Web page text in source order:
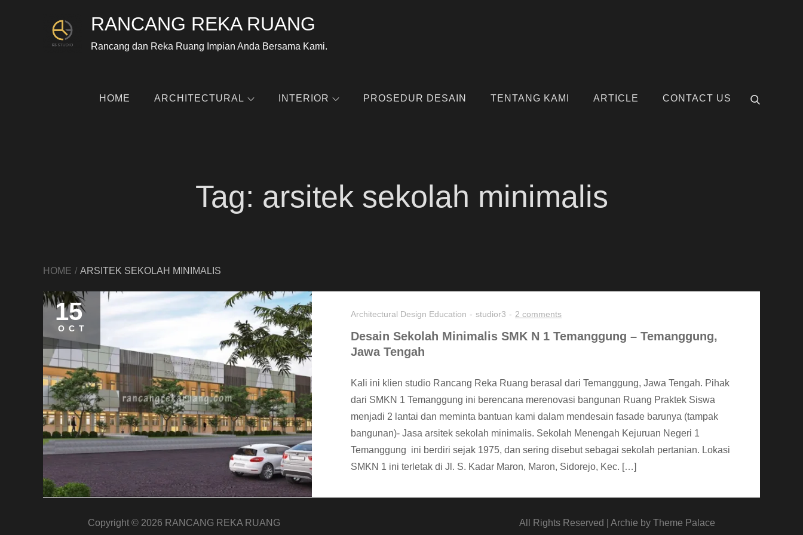
RANCANG REKA RUANG
Rancang dan Reka Ruang Impian Anda Bersama Kami.
HOME ARCHITECTURAL INTERIOR PROSEDUR DESAIN TENTANG KAMI ARTICLE CONTACT US
Tag: arsitek sekolah minimalis
HOME ARSITEK SEKOLAH MINIMALIS
15
OCT
Architectural Design Education studior3 2 comments
Desain Sekolah Minimalis SMK N 1 Temanggung – Temanggung,
Jawa Tengah
Kali ini klien studio Rancang Reka Ruang berasal dari Temanggung, Jawa Tengah. Pihak
dari SMKN 1 Temanggung ini berencana merenovasi bangunan Ruang Praktek Siswa
menjadi 2 lantai dan meminta bantuan kami dalam mendesain fasade barunya (tampak
bangunan)- Jasa arsitek sekolah minimalis. Sekolah Menengah Kejuruan Negeri 1
Temanggung ini berdiri sejak 1975, dan sering disebut sebagai sekolah pertanian. Lokasi
SMKN 1 ini terletak di Jl. S. Kadar Maron, Maron, Sidorejo, Kec. […]
Copyright © 2026 RANCANG REKA RUANG All Rights Reserved | Archie by Theme Palace